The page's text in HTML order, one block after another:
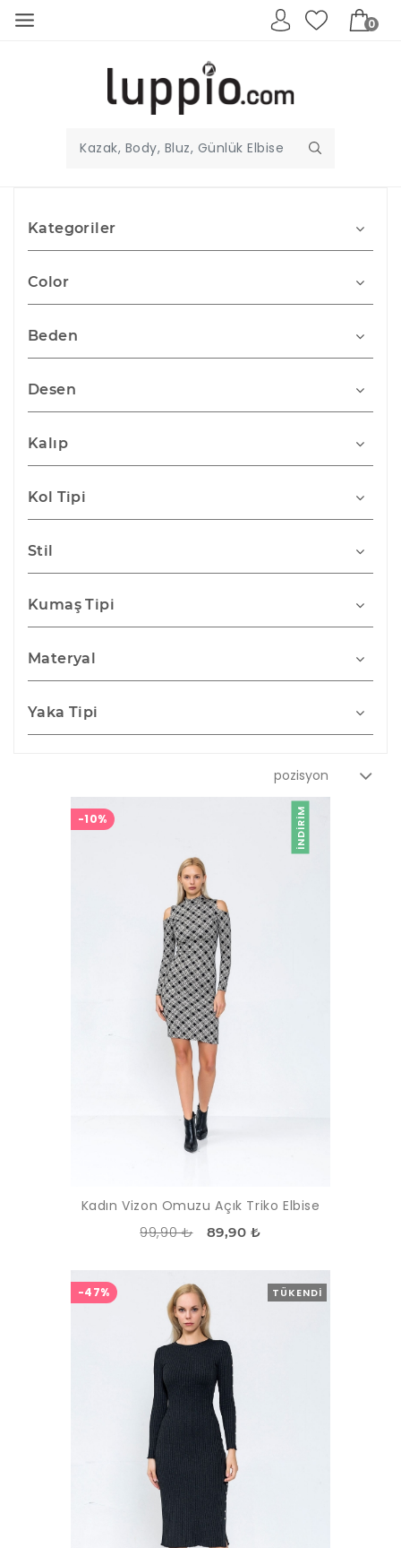
0
Kategoriler
Color
Beden
Desen
Kalıp
Kol Tipi
Stil
Kumaş Tipi
Materyal
Yaka Tipi
İNDIRIM
-10%
Kadın Vizon Omuzu Açık Triko Elbise
99,90 ₺ 89,90 ₺
TÜKENDI
-47%